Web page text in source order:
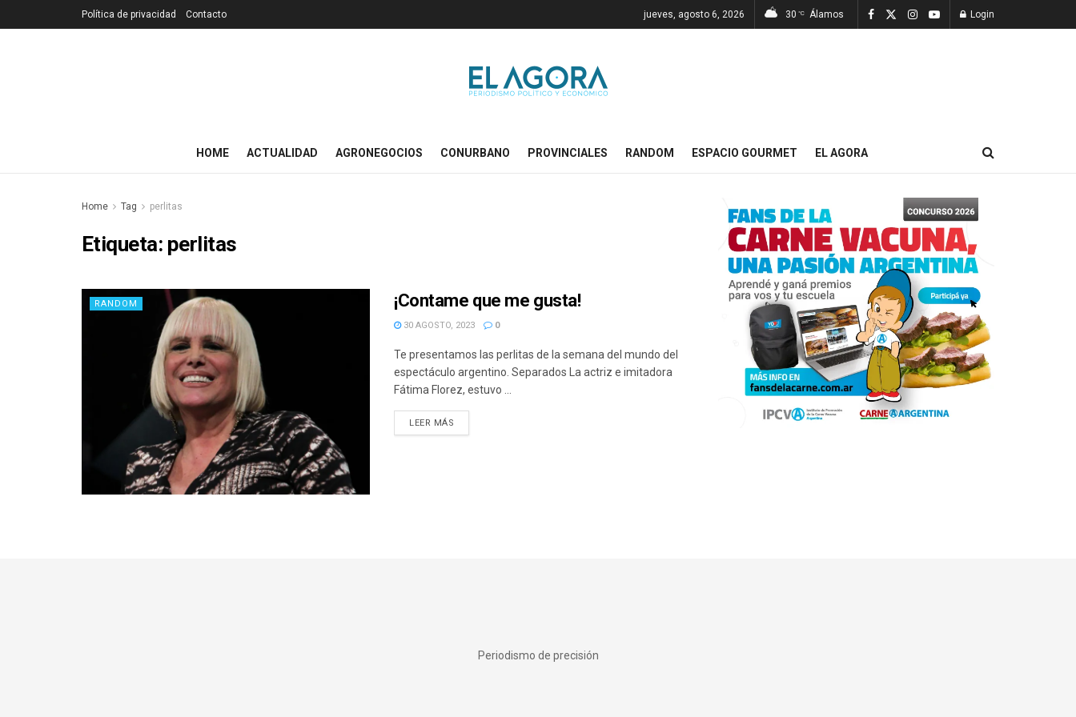
Política de privacidad Contacto jueves, agosto 6, 2026 30 °C Álamos Login
HOME ACTUALIDAD AGRONEGOCIOS CONURBANO PROVINCIALES RANDOM ESPACIO GOURMET EL AGORA
Home Tag perlitas
Etiqueta: perlitas
RANDOM ¡Contame que me gusta!
30 AGOSTO, 2023 0
Te presentamos las perlitas de la semana del mundo del
espectáculo argentino. Separados La actriz e imitadora
Fátima Florez, estuvo ...
LEER MÁS
Periodismo de precisión